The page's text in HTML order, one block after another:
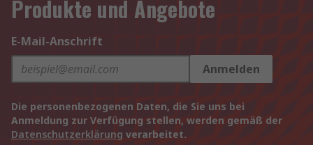
Produkte und Angebote
E-Mail-Anschrift
Anmelden
Die personenbezogenen Daten, die Sie uns bei
Anmeldung zur Verfügung stellen, werden gemäß der
Datenschutzerklärung verarbeitet.